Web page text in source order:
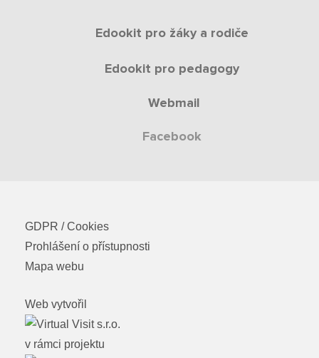
Edookit pro žáky a rodiče
Edookit pro pedagogy
Webmail
Facebook
GDPR / Cookies
Prohlášení o přístupnosti
Mapa webu
Web vytvořil
v rámci projektu